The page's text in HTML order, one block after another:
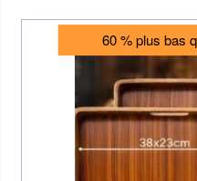
60 % plus bas